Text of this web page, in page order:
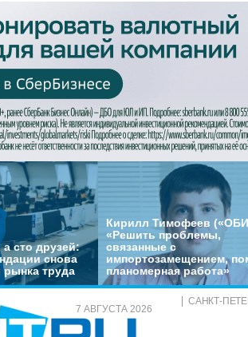
сто друзей:
снова
труда
Кирилл Тимофеев
«Решить проблемы,
связанные с
импортозамещением,
планомерная работа»
7 АВГУСТА 2026
САНКТ-